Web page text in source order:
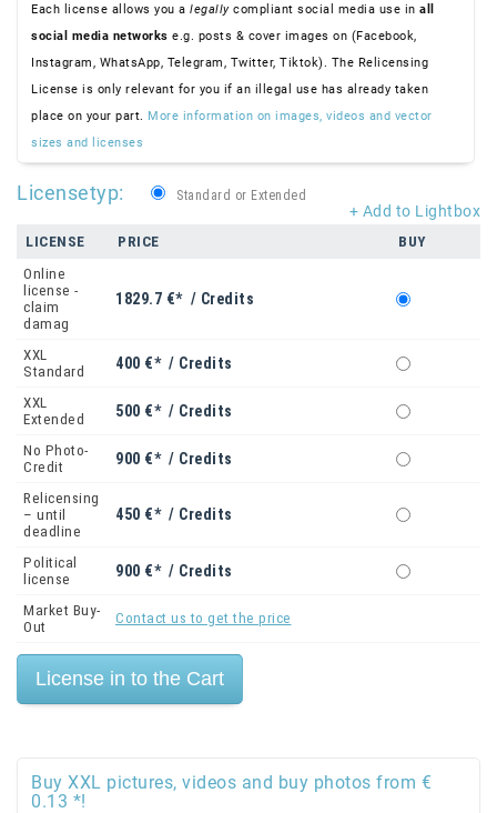
Each license allows you a legallycompliant social media use in all
social media networks e.g. posts & cover images on (Facebook,
Instagram, WhatsApp, Telegram, Twitter, Tiktok). The Relicensing
License is only relevant for you if an illegal use has already taken
place on your part. More information on images, videos and vector
sizes and licenses
+ Add to Lightbox
Licensetyp: Standard or Extended
LICENSE PRICE
BUY
Online
license -
claim
damag
1829.7 €* / Credits
XXL
Standard
400 €* / Credits
XXL
Extended
500 €* / Credits
No Photo-
Credit
900 €* / Credits
Relicensing
– until
deadline
450 €* / Credits
Political
license
900 €* / Credits
Market Buy-
Out
Contact us to get the price
Buy XXL pictures, videos and buy photos from €
0.13 *!